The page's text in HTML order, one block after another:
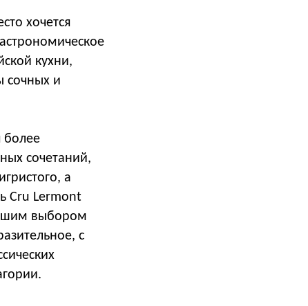
хочется
кухни,
сочных и
более
сочетаний,
а
Cru Lermont
выбором
с